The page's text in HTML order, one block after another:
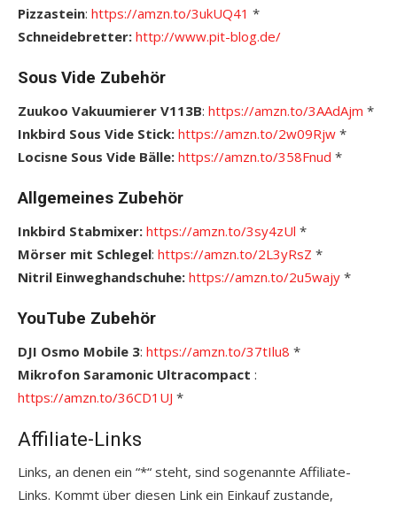
Pizzastein: https://amzn.to/3ukUQ41 *
Schneidebretter: http://www.pit-blog.de/
Sous Vide Zubehör
Zuukoo Vakuumierer V113B: https://amzn.to/3AAdAjm *
Inkbird Sous Vide Stick: https://amzn.to/2w09Rjw *
Locisne Sous Vide Bälle: https://amzn.to/358Fnud *
Allgemeines Zubehör
Inkbird Stabmixer: https://amzn.to/3sy4zUl *
Mörser mit Schlegel: https://amzn.to/2L3yRsZ *
Nitril Einweghandschuhe: https://amzn.to/2u5wajy *
YouTube Zubehör
DJI Osmo Mobile 3: https://amzn.to/37tIlu8 *
Mikrofon Saramonic Ultracompact :
https://amzn.to/36CD1UJ *
Affiliate-Links
Links, an denen ein “*“ steht, sind sogenannte Affiliate-
Links. Kommt über diesen Link ein Einkauf zustande,